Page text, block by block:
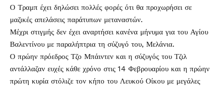
Ο Τραμπ έχει δηλώσει πολλές φορές ότι θα προχωρήσει σε
μαζικές απελάσεις παράτυπων μεταναστών.
Μέχρι στιγμής δεν έχει αναρτήσει κανένα μήνυμα για του Αγίου
Βαλεντίνου με παραλήπτρια τη σύζυγό του, Μελάνια.
Ο πρώην πρόεδρος Τζο Μπάιντεν και η σύζυγός του Τζιλ
αντάλλαζαν ευχές κάθε χρόνο στις 14 Φεβρουαρίου και η πρώην
πρώτη κυρία στόλιζε τον κήπο του Λευκού Οίκου με μεγάλες